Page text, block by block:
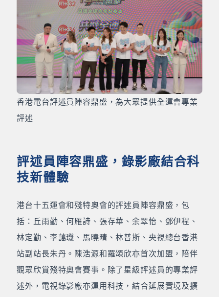
香港電台評述員陣容鼎盛，為大眾提供全運會專業
評述
評述員陣容鼎盛，錄影廠結合科
技新體驗
港台十五運會和殘特奧會的評述員陣容鼎盛，包
括：丘雨勤、何雁詩、張存華、余翠怡、鄧伊程、
林定勤、李藹璣、馬曉晴、林普斯、央視總台香港
站副站長朱丹。陳浩源和羅頌欣亦首次加盟，陪伴
觀眾欣賞殘特奧會賽事。除了星級評述員的專業評
述外，電視錄影廠亦運用科技，結合延展實境及擴